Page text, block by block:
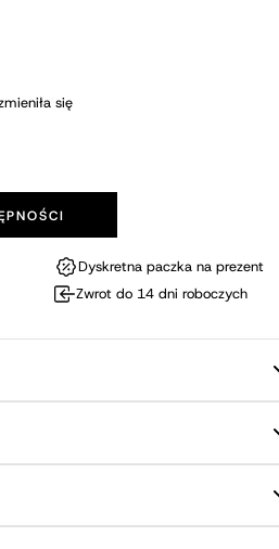
się
Dyskretna paczka na prezent
Zwrot do 14 dni roboczych